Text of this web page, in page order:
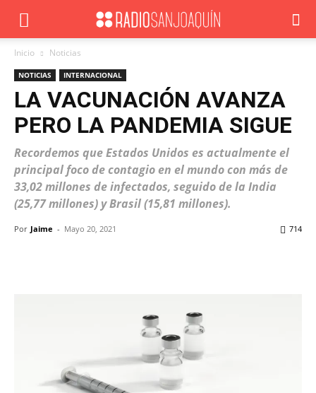
Inicio Noticias
NOTICIAS INTERNACIONAL
LA VACUNACIÓN AVANZA
PERO LA PANDEMIA SIGUE
Recordemos que Estados Unidos es actualmente el
principal foco de contagio en el mundo con más de
33,02 millones de infectados, seguido de la India
(25,77 millones) y Brasil (15,81 millones).
Por Jaime - Mayo 20, 2021 714